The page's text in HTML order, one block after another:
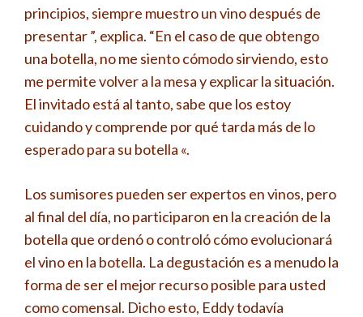
principios, siempre muestro un vino después de
presentar ”, explica. “En el caso de que obtengo
una botella, no me siento cómodo sirviendo, esto
me permite volver a la mesa y explicar la situación.
El invitado está al tanto, sabe que los estoy
cuidando y comprende por qué tarda más de lo
esperado para su botella «.
Los sumisores pueden ser expertos en vinos, pero
al final del día, no participaron en la creación de la
botella que ordenó o controló cómo evolucionará
el vino en la botella. La degustación es a menudo la
forma de ser el mejor recurso posible para usted
como comensal. Dicho esto, Eddy todavía